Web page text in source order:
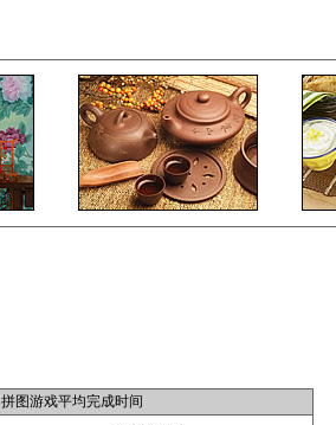
拼图游戏平均完成时间